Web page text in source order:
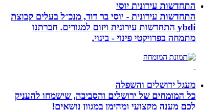
התחדשות עירונית יוסי
התחדשות עירונית - יוסי בר דוד, מנכ״ל בעלים קבוצת
ybdi התחדשות עירונית ויזום למגורים. חברתנו
מתמחה בפרויקטי פינוי - בינוי.
מעגל ירושלים והשפלה
כל המומחים של ירושלים והסביבה, שישמחו להעניק
לכם מענה מקצועי ומהימן במגוון נושאים!